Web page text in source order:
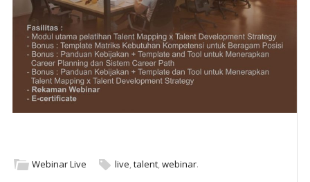
Webinar Live live,talent,webinar.